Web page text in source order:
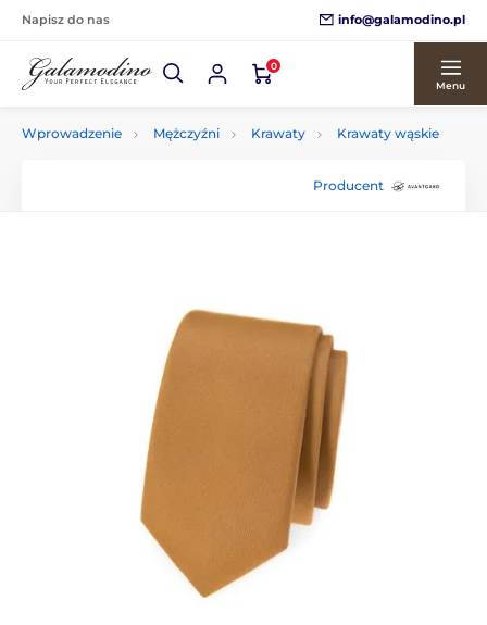
Napisz do nas info@galamodino.pl
0
Menu
Wprowadzenie Mężczyźni Krawaty Krawaty wąskie
Producent